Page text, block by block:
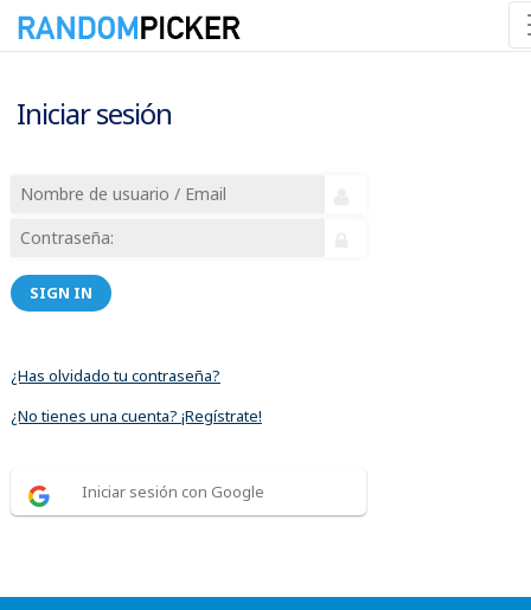
Iniciar sesión
SIGN IN
¿Has olvidado tu contraseña?
¿No tienes una cuenta? ¡Regístrate!
Iniciar sesión con Google